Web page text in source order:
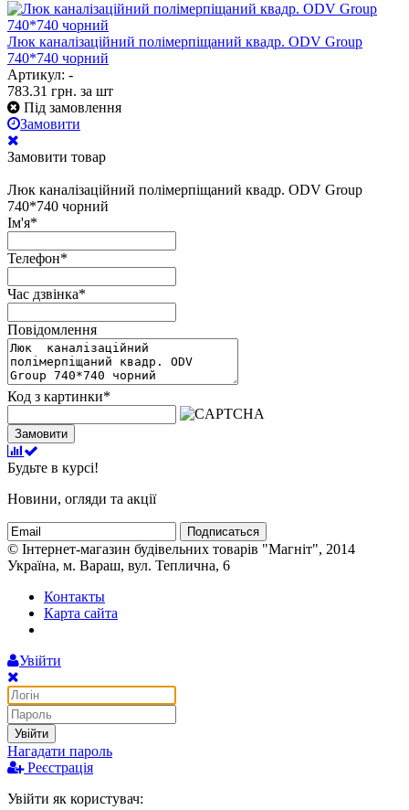
Люк каналізаційний полімерпіщаний квадр. ODV Group
740*740 чорний
Артикул: -
783.31 грн. за шт
Під замовлення
Замовити
Замовити товар
Люк каналізаційний полімерпіщаний квадр. ODV Group
740*740 чорний
Ім'я*
Телефон*
Час дзвінка*
Повідомлення
Код з картинки*
Замовити
Будьте в курсі!
Новини, огляди та акції
Подписаться
© Інтернет-магазин будівельних товарів "Магніт", 2014
Україна, м. Вараш, вул. Теплична, 6
Контакты
Карта сайта
Увійти
Увійти
Нагадати пароль
Реєстрація
Увійти як користувач: